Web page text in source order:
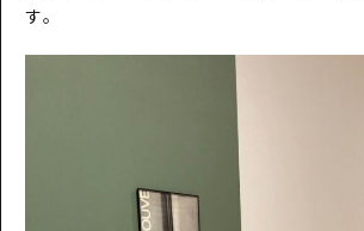
す。